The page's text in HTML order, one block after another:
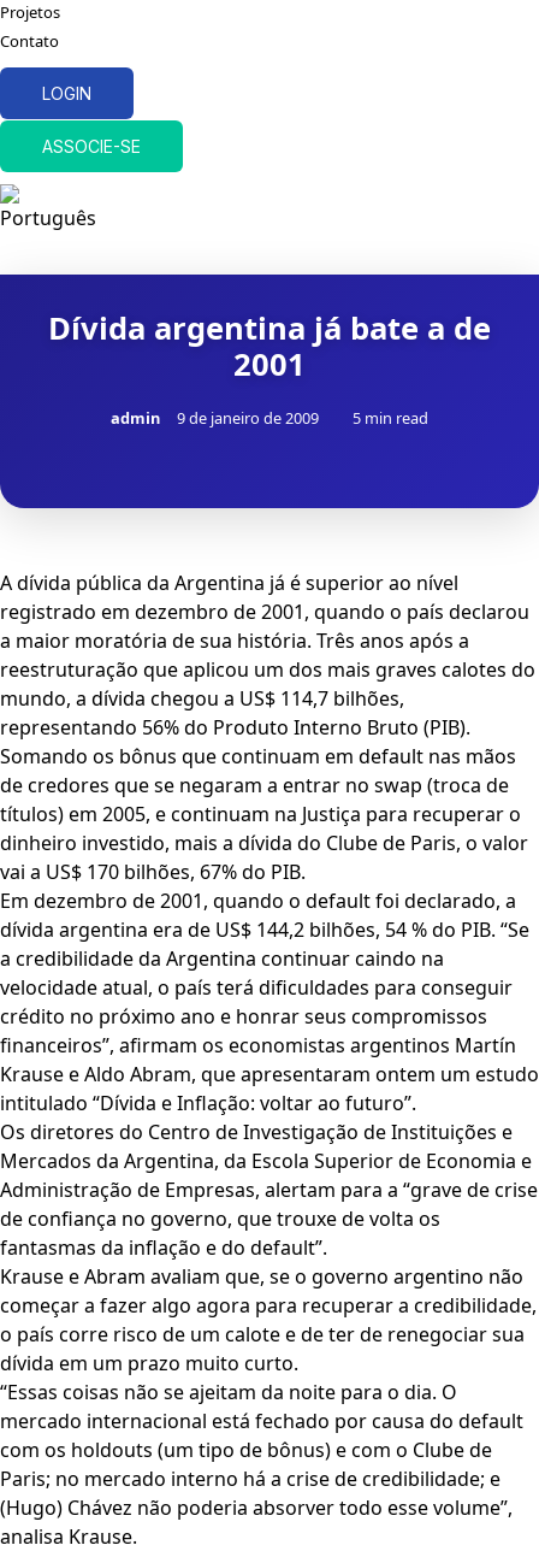
Projetos
Contato
LOGIN
ASSOCIE-SE
Dívida argentina já bate a de
2001
admin 9 de janeiro de 2009 5 min read
A dívida pública da Argentina já é superior ao nível
registrado em dezembro de 2001, quando o país declarou
a maior moratória de sua história. Três anos após a
reestruturação que aplicou um dos mais graves calotes do
mundo, a dívida chegou a US$ 114,7 bilhões,
representando 56% do Produto Interno Bruto (PIB).
Somando os bônus que continuam em default nas mãos
de credores que se negaram a entrar no swap (troca de
títulos) em 2005, e continuam na Justiça para recuperar o
dinheiro investido, mais a dívida do Clube de Paris, o valor
vai a US$ 170 bilhões, 67% do PIB.
Em dezembro de 2001, quando o default foi declarado, a
dívida argentina era de US$ 144,2 bilhões, 54 % do PIB. “Se
a credibilidade da Argentina continuar caindo na
velocidade atual, o país terá dificuldades para conseguir
crédito no próximo ano e honrar seus compromissos
financeiros”, afirmam os economistas argentinos Martín
Krause e Aldo Abram, que apresentaram ontem um estudo
intitulado “Dívida e Inflação: voltar ao futuro”.
Os diretores do Centro de Investigação de Instituições e
Mercados da Argentina, da Escola Superior de Economia e
Administração de Empresas, alertam para a “grave de crise
de confiança no governo, que trouxe de volta os
fantasmas da inflação e do default”.
Krause e Abram avaliam que, se o governo argentino não
começar a fazer algo agora para recuperar a credibilidade,
o país corre risco de um calote e de ter de renegociar sua
dívida em um prazo muito curto.
“Essas coisas não se ajeitam da noite para o dia. O
mercado internacional está fechado por causa do default
com os holdouts (um tipo de bônus) e com o Clube de
Paris; no mercado interno há a crise de credibilidade; e
(Hugo) Chávez não poderia absorver todo esse volume”,
analisa Krause.